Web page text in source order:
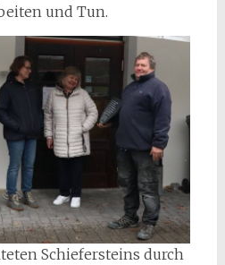
und Tun.
Schiefersteins durch